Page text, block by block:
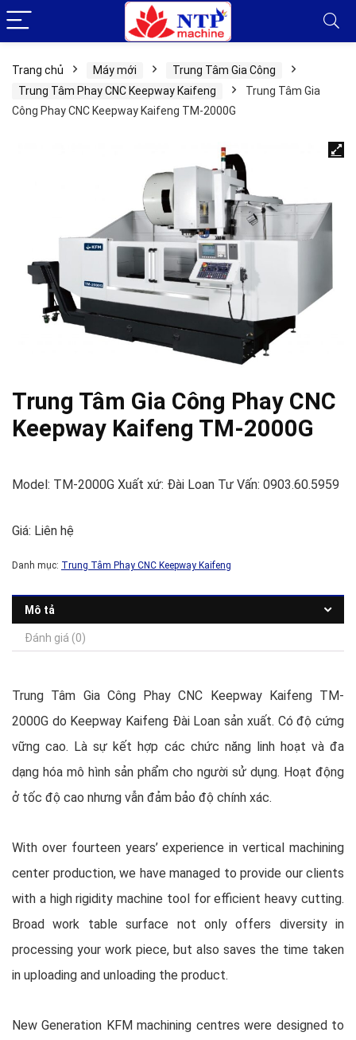
Trang chủ Máy mới
Trung Tâm Gia Công
Trung Tâm Phay CNC Keepway Kaifeng
Trung Tâm Gia
Công Phay CNC Keepway Kaifeng TM-2000G
Trung Tâm Gia Công Phay CNC
Keepway Kaifeng TM-2000G
Model: TM-2000G Xuất xứ: Đài Loan Tư Vấn: 0903.60.5959
Giá: Liên hệ
Danh mục: Trung Tâm Phay CNC Keepway Kaifeng
Mô tả
Đánh giá (0)
Trung Tâm Gia Công Phay CNC Keepway Kaifeng TM-
2000G do Keepway Kaifeng Đài Loan sản xuất. Có độ cứng
vững cao. Là sự kết hợp các chức năng linh hoạt và đa
dạng hóa mô hình sản phẩm cho người sử dụng. Hoạt động
ở tốc độ cao nhưng vẫn đảm bảo độ chính xác.
With over fourteen years’ experience in vertical machining
center production, we have managed to provide our clients
with a high rigidity machine tool for efficient heavy cutting.
Broad work table surface not only offers diversity in
processing your work piece, but also saves the time taken
in uploading and unloading the product.
New Generation KFM machining centres were designed to